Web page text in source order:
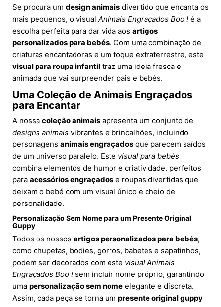
Se procura um design animais divertido que encanta os
mais pequenos, o visual Animais Engraçados Boo ! é a
escolha perfeita para dar vida aos artigos
personalizados para bebés. Com uma combinação de
criaturas encantadoras e um toque extraterrestre, este
visual para roupa infantil traz uma ideia fresca e
animada que vai surpreender pais e bebés.
Uma Coleção de Animais Engraçados
para Encantar
A nossa coleção animais apresenta um conjunto de
designs animais vibrantes e brincalhões, incluindo
personagens animais engraçados que parecem saídos
de um universo paralelo. Este visual para bebés
combina elementos de humor e criatividade, perfeitos
para acessórios engraçados e roupas divertidas que
deixam o bebé com um visual único e cheio de
personalidade.
Personalização Sem Nome para um Presente Original
Guppy
Todos os nossos artigos personalizados para bebés,
como chupetas, bodies, gorros, babetes e sapatinhos,
podem ser decorados com este visual Animais
Engraçados Boo ! sem incluir nome próprio, garantindo
uma personalização sem nome elegante e discreta.
Assim, cada peça se torna um presente original guppy